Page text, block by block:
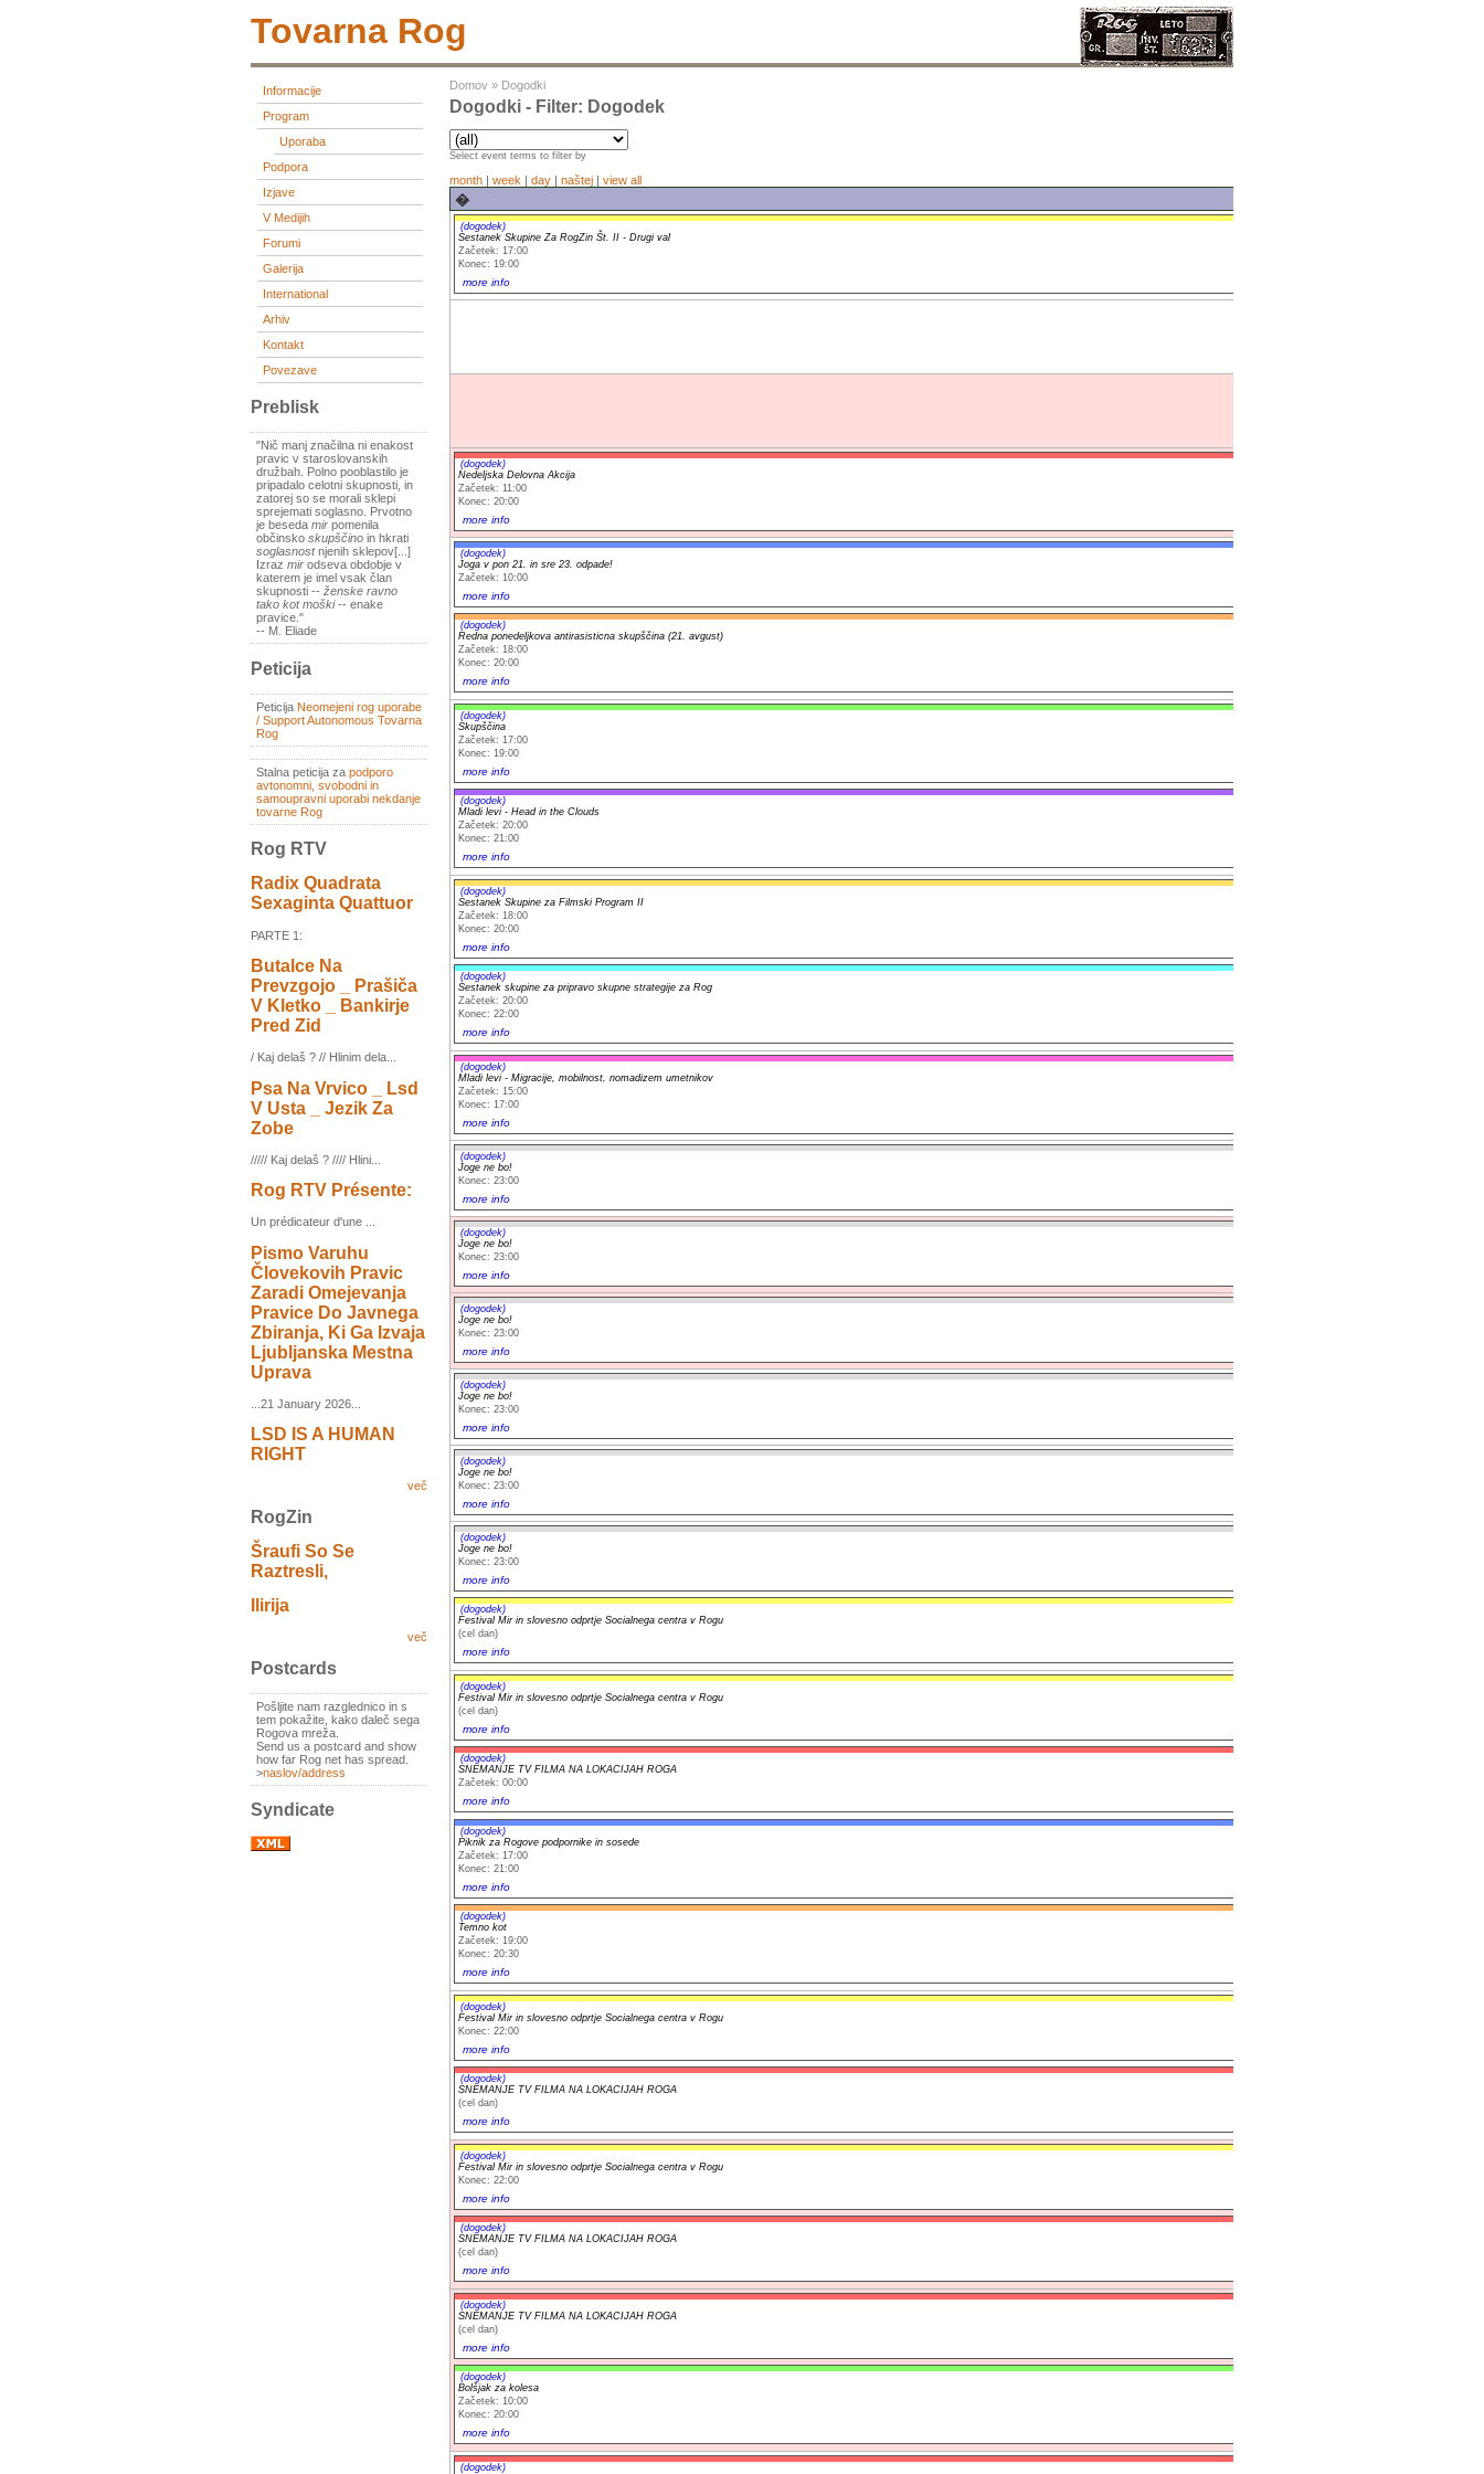
Tovarna Rog
Informacije
Program
Uporaba
Podpora
Izjave
V Medijih
Forumi
Galerija
International
Arhiv
Kontakt
Povezave
Preblisk
"Nič manj značilna ni enakost
pravic v staroslovanskih
družbah. Polno pooblastilo je
pripadalo celotni skupnosti, in
zatorej so se morali sklepi
sprejemati soglasno. Prvotno
je beseda mir pomenila
občinsko skupščino in hkrati
soglasnostnjenih sklepov[...]
Izraz mir odseva obdobje v
katerem je imel vsak član
skupnosti -- ženske ravno
tako kot moški-- enake
pravice."
-- M. Eliade
Peticija
Peticija Neomejeni rog uporabe
/ Support Autonomous Tovarna
Rog
Stalna peticija za podporo
avtonomni, svobodni in
samoupravni uporabi nekdanje
tovarne Rog
Rog RTV
Radix Quadrata
Sexaginta Quattuor
PARTE 1:
Butalce Na
Prevzgojo _ Prašiča
V Kletko _ Bankirje
Pred Zid
/ Kaj delaš ? // Hlinim dela...
Psa Na Vrvico _ Lsd
V Usta _ Jezik Za
Zobe
///// Kaj delaš ? //// Hlini...
Rog RTV Présente:
Un prédicateur d'une ...
Pismo Varuhu
Človekovih Pravic
Zaradi Omejevanja
Pravice Do Javnega
Zbiranja, Ki Ga Izvaja
Ljubljanska Mestna
Uprava
...21 January 2026...
LSD IS A HUMAN
RIGHT
več
RogZin
Šraufi So Se
Raztresli,
Ilirija
več
Postcards
Pošljite nam razglednico in s
tem pokažite, kako daleč sega
Rogova mreža.
Send us a postcard and show
how far Rog net has spread.
>naslov/address
Syndicate
Domov » Dogodki
Dogodki - Filter: Dogodek
Select event terms to filter by
month | week | day | naštej | view all
�
(dogodek)
Sestanek Skupine Za RogZin Št. II - Drugi val
Začetek: 17:00
Konec: 19:00
more info
(dogodek)
Nedeljska Delovna Akcija
Začetek: 11:00
Konec: 20:00
more info
(dogodek)
Joga v pon 21. in sre 23. odpade!
Začetek: 10:00
more info
(dogodek)
Redna ponedeljkova antirasisticna skupščina (21. avgust)
Začetek: 18:00
Konec: 20:00
more info
(dogodek)
Skupščina
Začetek: 17:00
Konec: 19:00
more info
(dogodek)
Mladi levi - Head in the Clouds
Začetek: 20:00
Konec: 21:00
more info
(dogodek)
Sestanek Skupine za Filmski Program II
Začetek: 18:00
Konec: 20:00
more info
(dogodek)
Sestanek skupine za pripravo skupne strategije za Rog
Začetek: 20:00
Konec: 22:00
more info
(dogodek)
Mladi levi - Migracije, mobilnost, nomadizem umetnikov
Začetek: 15:00
Konec: 17:00
more info
(dogodek)
Joge ne bo!
Konec: 23:00
more info
(dogodek)
Joge ne bo!
Konec: 23:00
more info
(dogodek)
Joge ne bo!
Konec: 23:00
more info
(dogodek)
Joge ne bo!
Konec: 23:00
more info
(dogodek)
Joge ne bo!
Konec: 23:00
more info
(dogodek)
Joge ne bo!
Konec: 23:00
more info
(dogodek)
Festival Mir in slovesno odprtje Socialnega centra v Rogu
(cel dan)
more info
(dogodek)
Festival Mir in slovesno odprtje Socialnega centra v Rogu
(cel dan)
more info
(dogodek)
SNEMANJE TV FILMA NA LOKACIJAH ROGA
Začetek: 00:00
more info
(dogodek)
Piknik za Rogove podpornike in sosede
Začetek: 17:00
Konec: 21:00
more info
(dogodek)
Temno kot
Začetek: 19:00
Konec: 20:30
more info
(dogodek)
Festival Mir in slovesno odprtje Socialnega centra v Rogu
Konec: 22:00
more info
(dogodek)
SNEMANJE TV FILMA NA LOKACIJAH ROGA
(cel dan)
more info
(dogodek)
Festival Mir in slovesno odprtje Socialnega centra v Rogu
Konec: 22:00
more info
(dogodek)
SNEMANJE TV FILMA NA LOKACIJAH ROGA
(cel dan)
more info
(dogodek)
SNEMANJE TV FILMA NA LOKACIJAH ROGA
(cel dan)
more info
(dogodek)
Bolšjak za kolesa
Začetek: 10:00
Konec: 20:00
more info
(dogodek)